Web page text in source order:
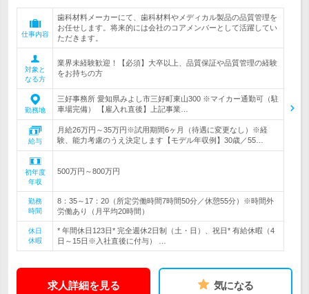
仕事内容
歯科材料メーカーにて、歯科材料やメディカル製品の品質管理を
お任せします。将来的には会社のコアメンバーとして活躍してい
ただきます。
対象と
なる方
業界未経験歓迎！【必須】大卒以上、品質保証や品質管理の経験
をお持ちの方
勤務地
三好事務所 愛知県みよし市三好町東山300 ※マイカー通勤可（駐
車場完備） 【雇入れ直後】上記事業…
給与
月給26万円～35万円※試用期間6ヶ月（待遇に変更なし）※経
験、能力考慮のうえ決定します【モデル年収例】30歳／55…
初年度
年収
500万円～800万円
勤務
時間
8：35～17：20（所定労働時間7時間50分／休憩55分）※時間外
労働あり（月平均20時間）
休日
休暇
* 年間休日123日* 完全週休2日制（土・日）、祝日* 有給休暇（4
日～15日※入社直後に付与） …
求人詳細を見る 気になる